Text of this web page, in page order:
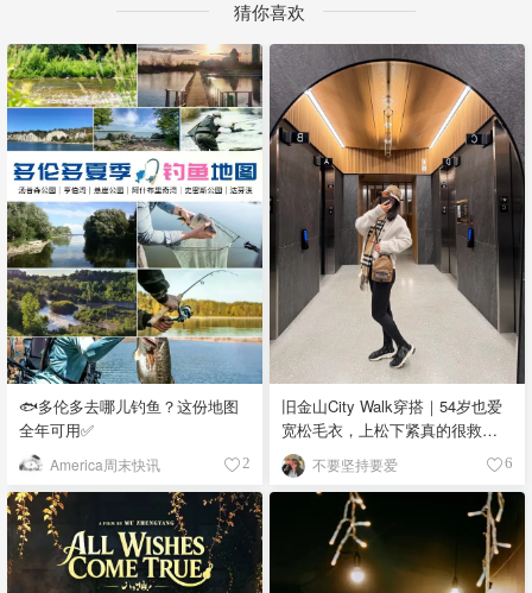
猜你喜欢
🐟多伦多去哪儿钓鱼？这份地图
全年可用✅
America周末快讯 2
旧金山City Walk穿搭｜54岁也爱
宽松毛衣，上松下紧真的很救比
例
不要坚持要爱 6